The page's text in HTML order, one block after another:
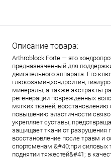
Описание товара:
Arthroblock Forte — это
предназначенный для
двигательного аппарата. Его
глюкозамин,хондроитин,
минералы, а также экстракты
регенерации поврежденных
мягких тканей,
повышению эластичности
укрепляет суставы,
защищает ткани от разрушения
восстановление после травм и
спортсменам &#40;при силовых
поднятии тяжестей&#41; в